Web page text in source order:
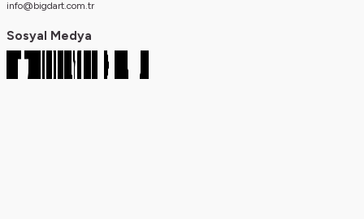
info@bigdart.com.tr
Sosyal Medya